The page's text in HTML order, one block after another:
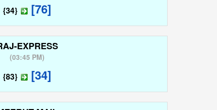
{34} [76]
EXPRESS
(03:45 PM)
{83} [34]